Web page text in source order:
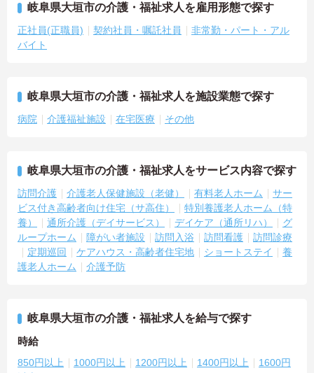
岐阜県大垣市の介護・福祉求人を雇用形態で探す
正社員(正職員) 契約社員・嘱託社員
非常勤・パート・アル
バイト
岐阜県大垣市の介護・福祉求人を施設業態で探す
病院 介護福祉施設 在宅医療 その他
岐阜県大垣市の介護・福祉求人をサービス内容で探す
訪問介護 介護老人保健施設（老健） 有料老人ホーム
サー
ビス付き高齢者向け住宅（サ高住）
特別養護老人ホーム（特
養）
通所介護（デイサービス） デイケア（通所リハ）
グ
ループホーム
障がい者施設 訪問入浴 訪問看護
訪問診療
定期巡回
ケアハウス・高齢者住宅地 ショートステイ
養
護老人ホーム
介護予防
岐阜県大垣市の介護・福祉求人を給与で探す
時給
850円以上 1000円以上 1200円以上 1400円以上
1600円